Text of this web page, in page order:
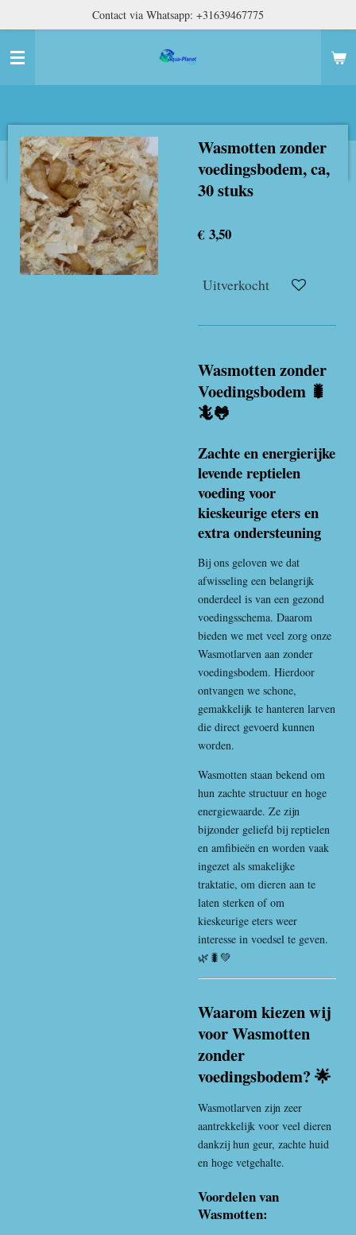
naar
hoofdinhoud
Contact via Whatsapp: +31639467775
Wasmotten zonder
voedingsbodem, ca,
30 stuks
€ 3,50
Uitverkocht
Wasmotten zonder
Voedingsbodem 🐛
🦎🐸
Zachte en energierijke
levende reptielen
voeding voor
kieskeurige eters en
extra ondersteuning
Bij ons geloven we dat
afwisseling een belangrijk
onderdeel is van een gezond
voedingsschema. Daarom
bieden we met veel zorg onze
Wasmotlarven aan zonder
voedingsbodem. Hierdoor
ontvangen we schone,
gemakkelijk te hanteren larven
die direct gevoerd kunnen
worden.
Wasmotten staan bekend om
hun zachte structuur en hoge
energiewaarde. Ze zijn
bijzonder geliefd bij reptielen
en amfibieën en worden vaak
ingezet als smakelijke
traktatie, om dieren aan te
laten sterken of om
kieskeurige eters weer
interesse in voedsel te geven.
🌿🐛💚
Waarom kiezen wij
voor Wasmotten
zonder
voedingsbodem? 🌟
Wasmotlarven zijn zeer
aantrekkelijk voor veel dieren
dankzij hun geur, zachte huid
en hoge vetgehalte.
Voordelen van
Wasmotten: